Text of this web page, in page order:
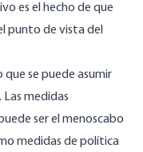
es el hecho de que
punto de vista del
se puede asumir
medidas
ser el menoscabo
medidas de política